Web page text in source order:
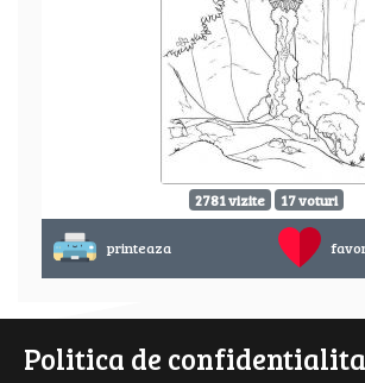
2781 vizite 17 voturi
printeaza
Politica de